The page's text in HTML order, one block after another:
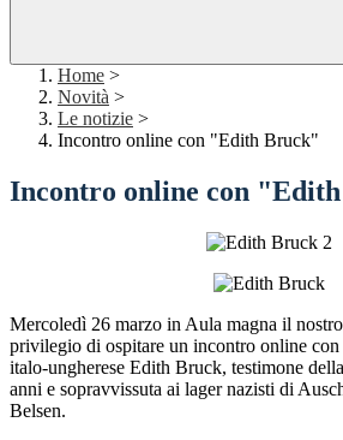
Home >
Novità >
Le notizie >
Incontro online con "Edith Bruck"
Incontro online con
Mercoledì 26 marzo in Aula magna il
privilegio di ospitare un incontro online con
italo-ungherese Edith Bruck, testimone
anni e sopravvissuta ai lager nazisti di
Belsen.